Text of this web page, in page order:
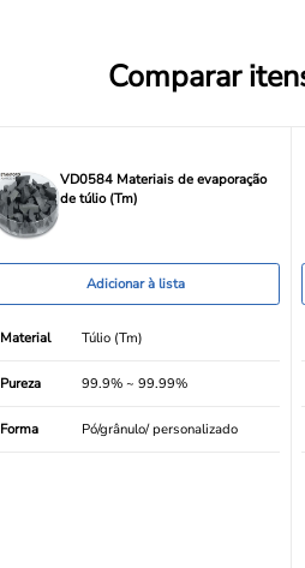
Comparar
VD0584 Materiais de evaporação
de túlio (Tm)
Adicionar à lista
Material Túlio (Tm)
Pureza 99.9% ~ 99.99%
Forma Pó/grânulo/ personalizado